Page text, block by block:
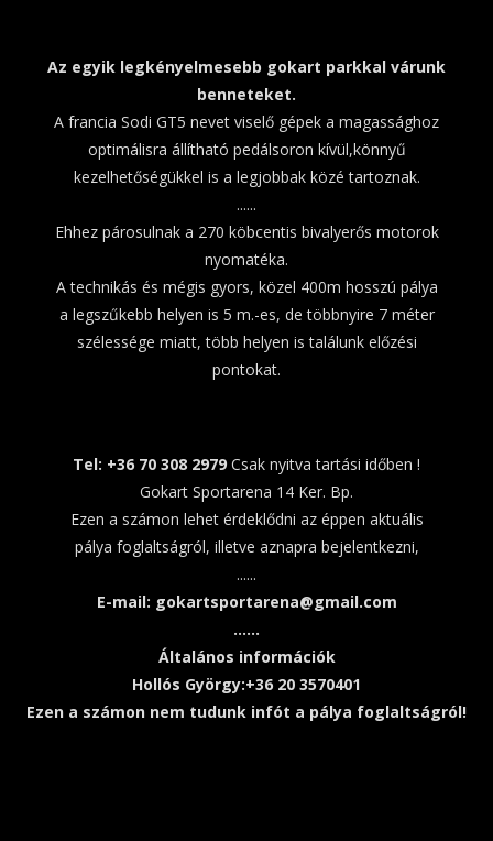
Az egyik legkényelmesebb gokart parkkal várunk
benneteket.
A francia Sodi GT5 nevet viselő gépek a magassághoz
optimálisra állítható pedálsoron kívül,könnyű
kezelhetőségükkel is a legjobbak közé tartoznak.
......
Ehhez párosulnak a 270 köbcentis bivalyerős motorok
nyomatéka.
A technikás és mégis gyors, közel 400m hosszú pálya
a legszűkebb helyen is 5 m.-es, de többnyire 7 méter
szélessége miatt, több helyen is találunk előzési
pontokat.
Tel: +36 70 308 2979 Csak nyitva tartási időben !
Gokart Sportarena 14 Ker. Bp.
Ezen a számon lehet érdeklődni az éppen aktuális
pálya foglaltságról, illetve aznapra bejelentkezni,
......
E-mail: gokartsportarena@gmail.com
......
Általános információk
Hollós György:+36 20 3570401
Ezen a számon nem tudunk infót a pálya foglaltságról!